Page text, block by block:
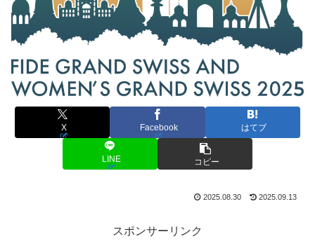
X Facebook はてブ
LINE コピー
2025.08.30 2025.09.13
スポンサーリンク